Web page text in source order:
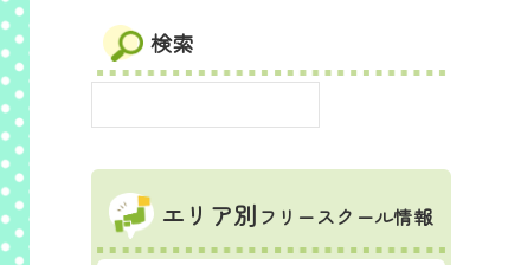
検索
エリア別 フリースクール情報